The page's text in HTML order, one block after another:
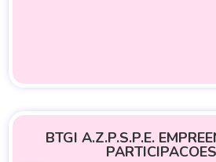
BTGI A.Z.P.S.P.E.